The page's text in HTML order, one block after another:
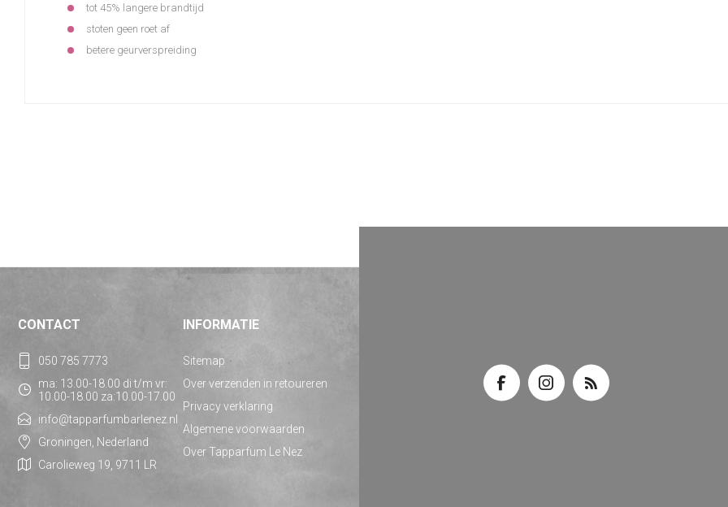
tot 45% langere brandtijd
stoten geen roet af
betere geurverspreiding
CONTACT
050 785 7773
ma: 13.00-18.00 di t/m vr:
10.00-18.00 za:10.00-17.00
info@tapparfumbarlenez.nl
Groningen, Nederland
Carolieweg 19, 9711 LR
INFORMATIE
Sitemap
Over verzenden in retoureren
Privacy verklaring
Algemene voorwaarden
Over Tapparfum Le Nez